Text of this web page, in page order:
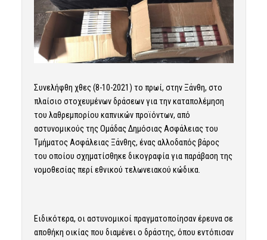
Συνελήφθη χθες (8-10-2021) το πρωί, στην Ξάνθη, στο
πλαίσιο στοχευμένων δράσεων για την καταπολέμηση
του λαθρεμπορίου καπνικών προϊόντων, από
αστυνομικούς της Ομάδας Δημόσιας Ασφάλειας του
Τμήματος Ασφάλειας Ξάνθης, ένας αλλοδαπός βάρος
του οποίου σχηματίσθηκε δικογραφία για παράβαση της
νομοθεσίας περί εθνικού τελωνειακού κώδικα.
Ειδικότερα, οι αστυνομικοί πραγματοποίησαν έρευνα σε
αποθήκη οικίας που διαμένει ο δράστης, όπου εντόπισαν